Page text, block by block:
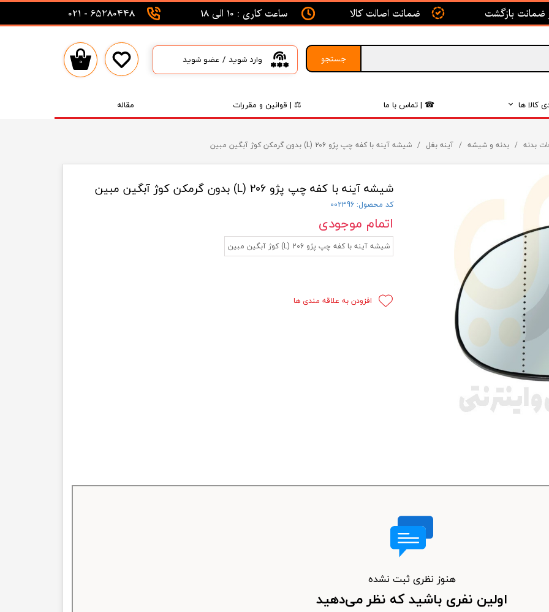
جستجو
کالا ها
و ترمز
و اسپرت
☎ | تماس با ما ⚖ | قوانین و مقررات مقاله
ضمانت اصالت کالا ساعت کاری : 10 الی 18 65280448 - 021
۰ وارد شوید / عضو شوید
حساب کاربری من
تغییر گذر واژه
خروج از حساب کاربری
بدنه بدنه و شیشه آینه بغل شیشه آینه با کفه چپ پژو ۲۰۶ (L) بدون گرمکن کوژ آبگین مبین
شیشه آینه با کفه چپ پژو ۲۰۶ (L) بدون گرمکن کوژ آبگین مبین
کد محصول: 002396
اتمام موجودی
شیشه آینه با کفه چپ پژو 206 (L) کوژ آبگین مبین
افزودن به علاقه مندی ها
هنوز نظری ثبت نشده
اولین نفری باشید که نظر می‌دهید